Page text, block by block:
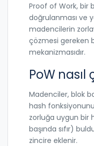
Proof of Work, bir
doğrulanması ve
madencilerin
çözmesi gereken
mekanizmasıdır.
PoW nasıl
Madenciler, blok
hash fonksiyonunu
zorluğa uygun bir
başında sıfır)
zincire eklenir.